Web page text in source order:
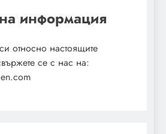
информация
относно настоящите
се с нас на: